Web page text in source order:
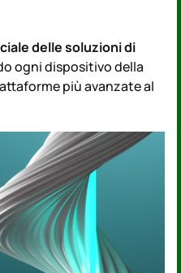
delle soluzioni di
ogni dispositivo della
più avanzate al